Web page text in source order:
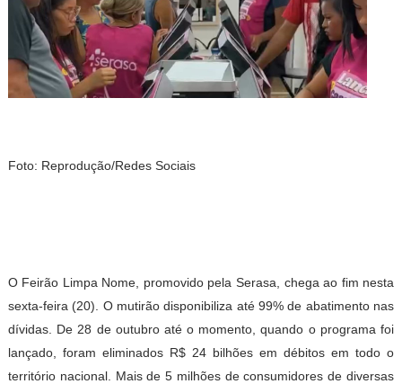
Foto: Reprodução/Redes Sociais
O Feirão Limpa Nome, promovido pela Serasa, chega ao fim nesta
sexta-feira (20). O mutirão disponibiliza até 99% de abatimento nas
dívidas. De 28 de outubro até o momento, quando o programa foi
lançado, foram eliminados R$ 24 bilhões em débitos em todo o
território nacional. Mais de 5 milhões de consumidores de diversas